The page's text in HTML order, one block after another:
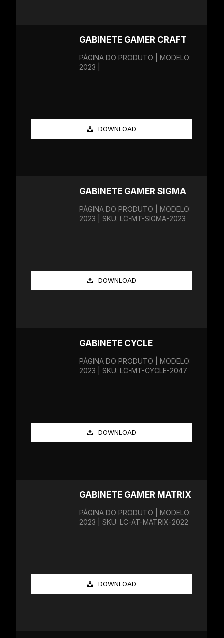
GABINETE GAMER CRAFT
PÁGINA DO PRODUTO | MODELO:
2023 |
DOWNLOAD
GABINETE GAMER SIGMA
PÁGINA DO PRODUTO | MODELO:
2023 | SKU: LC-MT-SIGMA-2023
DOWNLOAD
GABINETE CYCLE
PÁGINA DO PRODUTO | MODELO:
2023 | SKU: LC-MT-CYCLE-2047
DOWNLOAD
GABINETE GAMER MATRIX
PÁGINA DO PRODUTO | MODELO:
2023 | SKU: LC-AT-MATRIX-2022
DOWNLOAD